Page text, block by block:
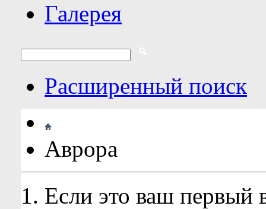
Галерея
Расширенный поиск
Аврора
Если это ваш первый